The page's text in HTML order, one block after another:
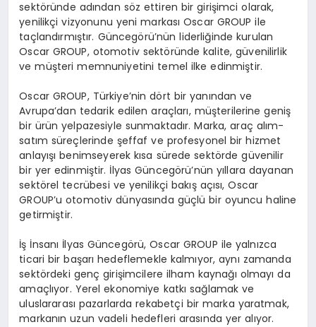
sektöründe adından söz ettiren bir girişimci olarak,
yenilikçi vizyonunu yeni markası Oscar GROUP ile
taçlandırmıştır. Güncegörü’nün liderliğinde kurulan
Oscar GROUP, otomotiv sektöründe kalite, güvenilirlik
ve müşteri memnuniyetini temel ilke edinmiştir.
Oscar GROUP, Türkiye’nin dört bir yanından ve
Avrupa’dan tedarik edilen araçları, müşterilerine geniş
bir ürün yelpazesiyle sunmaktadır. Marka, araç alım-
satım süreçlerinde şeffaf ve profesyonel bir hizmet
anlayışı benimseyerek kısa sürede sektörde güvenilir
bir yer edinmiştir. İlyas Güncegörü’nün yıllara dayanan
sektörel tecrübesi ve yenilikçi bakış açısı, Oscar
GROUP’u otomotiv dünyasında güçlü bir oyuncu haline
getirmiştir.
İş İnsanı İlyas Güncegörü, Oscar GROUP ile yalnızca
ticari bir başarı hedeflemekle kalmıyor, aynı zamanda
sektördeki genç girişimcilere ilham kaynağı olmayı da
amaçlıyor. Yerel ekonomiye katkı sağlamak ve
uluslararası pazarlarda rekabetçi bir marka yaratmak,
markanın uzun vadeli hedefleri arasında yer alıyor.